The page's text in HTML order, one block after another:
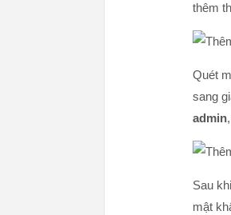
thêm
Quét
sang
admin
Sau
mật